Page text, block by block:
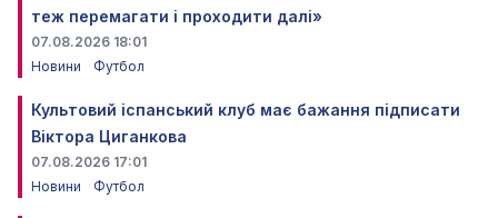
теж перемагати і проходити далі»
07.08.2026 18:01
Новини
Футбол
Культовий іспанський клуб має бажання підписати
Віктора Циганкова
07.08.2026 17:01
Новини
Футбол